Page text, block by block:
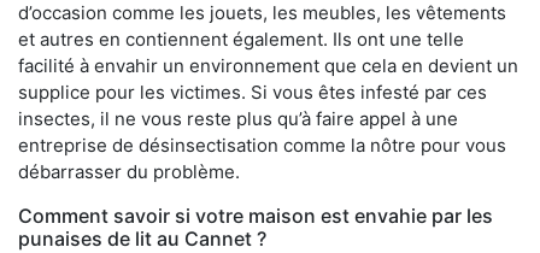
d’occasion comme les jouets, les meubles, les vêtements
et autres en contiennent également. Ils ont une telle
facilité à envahir un environnement que cela en devient un
supplice pour les victimes. Si vous êtes infesté par ces
insectes, il ne vous reste plus qu’à faire appel à une
entreprise de désinsectisation comme la nôtre pour vous
débarrasser du problème.
Comment savoir si votre maison est envahie par les
punaises de lit au Cannet ?